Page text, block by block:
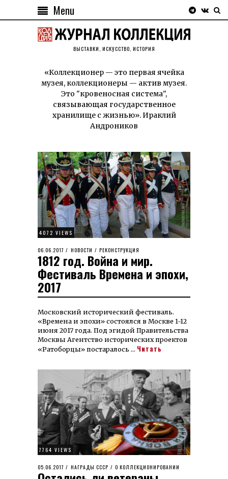
Menu
ВЫСТАВКИ, ИСКУССТВО, ИСТОРИЯ
«Коллекционер — это первая ячейка
музея, коллекционеры — актив музея.
Это "кровеносная система",
связывающая государственное
хранилище с жизнью». Ираклий
Андроников
4072 VIEWS
POSTED
ON
06.06.2017 29.08.2022
НОВОСТИ / РЕКОНСТРУКЦИЯ
1812 год. Война и мир.
Фестиваль Времена и эпохи,
2017
Московский исторический фестиваль.
«Времена и эпохи» состоялся в Москве 1-12
июня 2017 года. Под эгидой Правительства
Москвы Агентство исторических проектов
«Ратоборцы» постаралось … Читать
7764 VIEWS
POSTED
ON
05.06.2017 14.06.2021
НАГРАДЫ СССР / О КОЛЛЕКЦИОНИРОВАНИИ